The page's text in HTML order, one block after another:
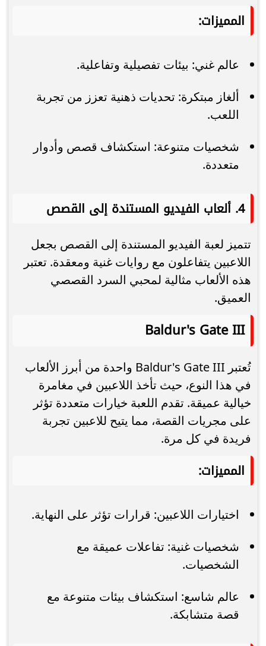
المميزات:
عالم غني: بيئات تفصيلية وتفاعلية.
ألغاز مبتكرة: تحديات ذهنية تعزز من تجربة
اللعب.
شخصيات متنوعة: استكشاف قصص وأدوار
متعددة.
4. ألعاب الفيديو المستندة إلى القصص
تتميز لعبة الفيديو المستندة إلى القصص بجعل
اللاعبين يتفاعلون مع روايات غنية ومعقدة. تعتبر
هذه الألعاب مثالية لمحبي السرد القصصي
العميق.
Baldur's Gate III
تُعتبر Baldur's Gate III واحدة من أبرز الألعاب
في هذا النوع، حيث تأخذ اللاعبين في مغامرة
خيالية عميقة. تقدم اللعبة خيارات متعددة تؤثر
على مجريات القصة، مما يتيح للاعبين تجربة
فريدة في كل مرة.
المميزات:
اختيارات اللاعبين: قرارات تؤثر على النهاية.
شخصيات غنية: تفاعلات عميقة مع
الشخصيات.
عالم شاسع: استكشاف بيئات متنوعة مع
قصة متشابكة.